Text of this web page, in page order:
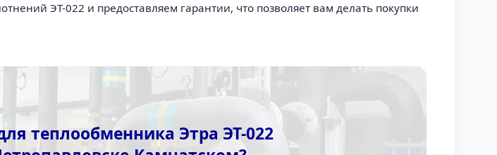
ЭТ-022 и предоставляем гарантии, что позволяет вам делать покупки
теплообменника Этра ЭТ-022